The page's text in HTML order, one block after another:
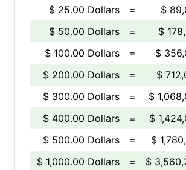
$ 25.00 Dollars
=
$
$ 50.00 Dollars
=
$
$ 100.00 Dollars
=
$
$ 200.00 Dollars
=
$
$ 300.00 Dollars
=
$
$ 400.00 Dollars
=
$
$ 500.00 Dollars
=
$
$ 1,000.00 Dollars
=
$